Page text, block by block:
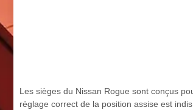
Les sièges du Nissan Rogue sont conçus
réglage correct de la position assise est